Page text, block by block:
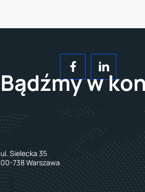
ul. Sielecka 35
00-738 Warszawa
Bądźmy w